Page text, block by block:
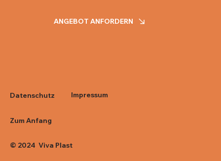
ANGEBOT ANFORDERN
Datenschutz
Zum Anfang
© 2024 Viva Plast
Impressum